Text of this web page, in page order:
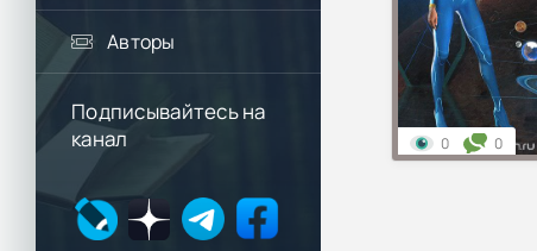
Авторы
Подписывайтесь на
канал
0 0